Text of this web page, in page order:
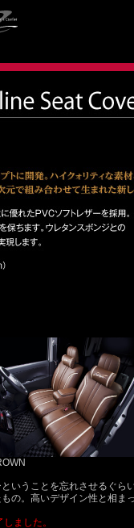
いうことを忘れさせるぐ
の。高いデザイン性と相
ました。